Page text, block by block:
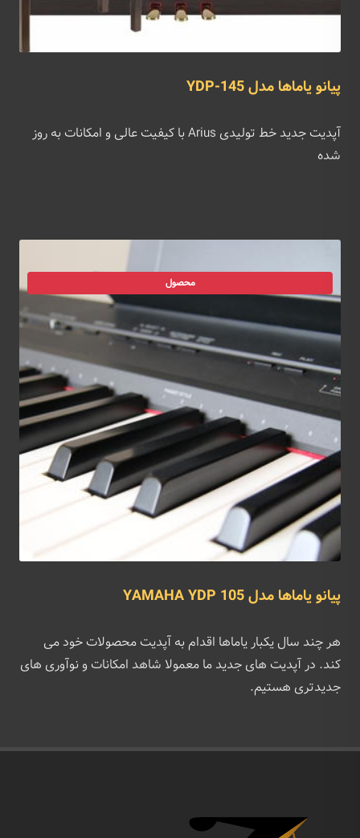
پیانو یاماها مدل YDP-145
آپدیت جدید خط تولیدی Arius با کیفیت عالی و امکانات به روز
شده
محصول
پیانو یاماها مدل YAMAHA YDP 105
هر چند سال یکبار یاماها اقدام به آپدیت محصولات خود می
کند. در آپدیت های جدید ما معمولا شاهد امکانات و نوآوری های
جدیدتری هستیم.